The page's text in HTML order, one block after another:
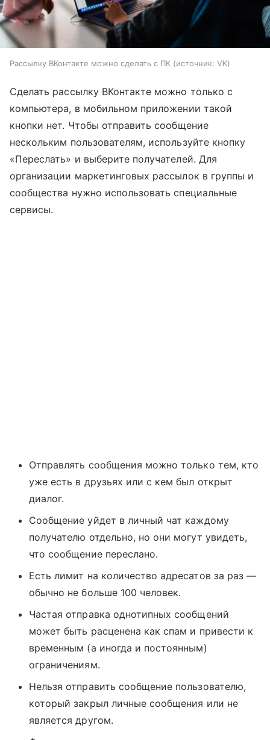
Рассылку ВКонтакте можно сделать с ПК источник: VK
Сделать рассылку ВКонтакте можно только с
компьютера, в мобильном приложении такой
кнопки нет. Чтобы отправить сообщение
нескольким пользователям, используйте кнопку
«Переслать» и выберите получателей. Для
организации маркетинговых рассылок в группы и
сообщества нужно использовать специальные
сервисы.
Отправлять сообщения можно только тем, кто
уже есть в друзьях или с кем был открыт
диалог.
Сообщение уйдет в личный чат каждому
получателю отдельно, но они могут увидеть,
что сообщение переслано.
Есть лимит на количество адресатов за раз —
обычно не больше 100 человек.
Частая отправка однотипных сообщений
может быть расценена как спам и привести к
временным (а иногда и постоянным)
ограничениям.
Нельзя отправить сообщение пользователю,
который закрыл личные сообщения или не
является другом.